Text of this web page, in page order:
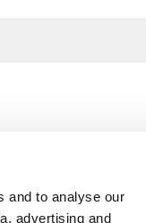
and to analyse our
advertising and